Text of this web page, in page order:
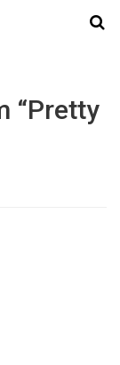
“Pretty